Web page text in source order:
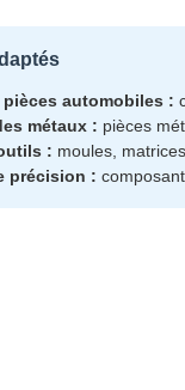
automobiles :
métaux : pièces
: moules,
précision :